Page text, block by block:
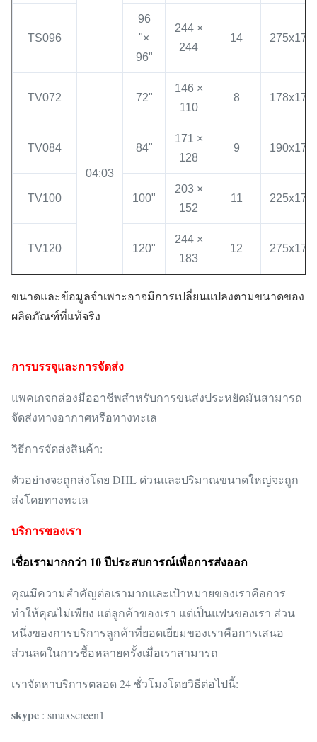
TS096
96
"×
96"
244 ×
244
14
TV072
04:03
72"
146 ×
110
8
TV084 84"
171 ×
128
9
TV100 100"
203 ×
152
11
TV120 120"
244 ×
183
12
ขนาดและข้อมูลจำเพาะอาจมีการเปลี่ยนแปลงตามขนาดของ
ผลิตภัณฑ์ที่แท้จริง
การบรรจุและการจัดส่ง
แพคเกจกล่องมืออาชีพสำหรับการขนส่งประหยัดมันสามารถ
จัดส่งทางอากาศหรือทางทะเล
วิธีการจัดส่งสินค้า:
ตัวอย่างจะถูกส่งโดย DHL ด่วนและปริมาณขนาดใหญ่จะถูก
ส่งโดยทางทะเล
บริการของเรา
เชื่อเรามากกว่า 10 ปีประสบการณ์เพื่อการส่งออก
คุณมีความสำคัญต่อเรามากและเป้าหมายของเราคือการ
ทำให้คุณไม่เพียง แต่ลูกค้าของเรา แต่เป็นแฟนของเรา ส่วน
หนึ่งของการบริการลูกค้าที่ยอดเยี่ยมของเราคือการเสนอ
ส่วนลดในการซื้อหลายครั้งเมื่อเราสามารถ
เราจัดหาบริการตลอด 24 ชั่วโมงโดยวิธีต่อไปนี้:
skype : smaxscreen1